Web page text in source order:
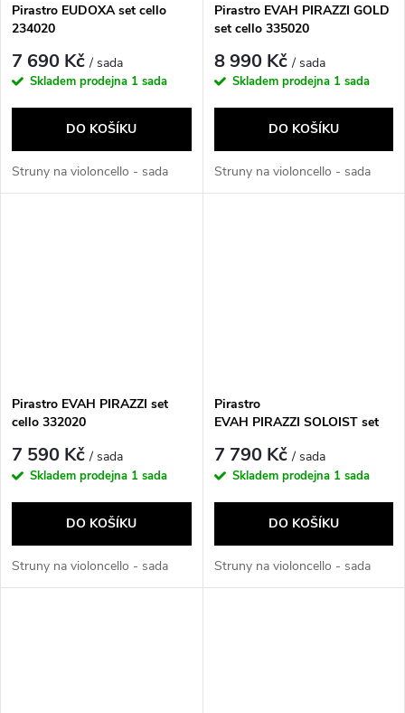
Pirastro EUDOXA set cello
234020
7 690 Kč/ sada
Skladem prodejna 1 sada
DO KOŠÍKU
Struny na violoncello - sada
Pirastro EVAH PIRAZZI GOLD
set cello 335020
8 990 Kč/ sada
Skladem prodejna 1 sada
DO KOŠÍKU
Struny na violoncello - sada
Pirastro EVAH PIRAZZI set
cello 332020
7 590 Kč/ sada
Skladem prodejna 1 sada
DO KOŠÍKU
Struny na violoncello - sada
Pirastro
EVAH PIRAZZI SOLOIST set
7 790 Kč/ sada
Skladem prodejna 1 sada
DO KOŠÍKU
Struny na violoncello - sada